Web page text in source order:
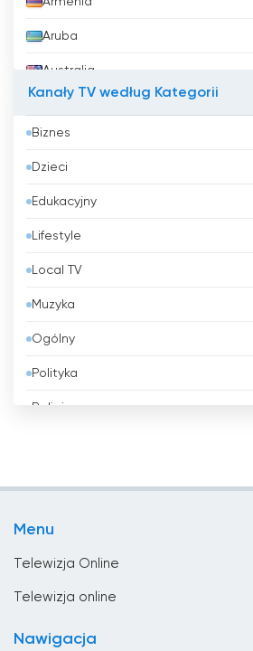
Aruba
Australia
Azerbejdżan
Bahrajn
Bangladesz
Barbados
Belgia
Belize
Benin
Bhutan
Kanały TV według Kategorii
Biznes
Dzieci
Edukacyjny
Lifestyle
Local TV
Muzyka
Ogólny
Polityka
Religia
Menu
Telewizja Online
Telewizja online
Nawigacja